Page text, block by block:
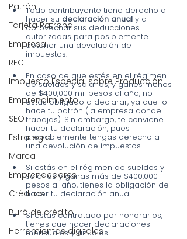
Patrón
Tarjeta Patronal
Empresa
RFC
Impuesto Especial sobre Producción
Emprendimiento
SEO
Estrategia
Marca
Emprendedores
Créditos
Buró de crédito
Herramientas digitales
Todo contribuyente tiene derecho a
hacer su declaración anual y a
aprovechar sus deducciones
autorizadas para posiblemente
obtener una devolución de
impuestos.
En caso de que estés en el régimen
de sueldos y salarios, y ganes menos
de $400,000 mil pesos al año, no
estás obligado a declarar, ya que lo
hace tu patrón (la empresa donde
trabajas). Sin embargo, te conviene
hacer tu declaración, pues
probablemente tengas derecho a
una devolución de impuestos.
Si estás en el régimen de sueldos y
salarios y ganas más de $400,000
pesos al año, tienes la obligación de
hacer tu declaración anual.
Si estás contratado por honorarios,
tienes que hacer declaraciones
mensuales y anuales.